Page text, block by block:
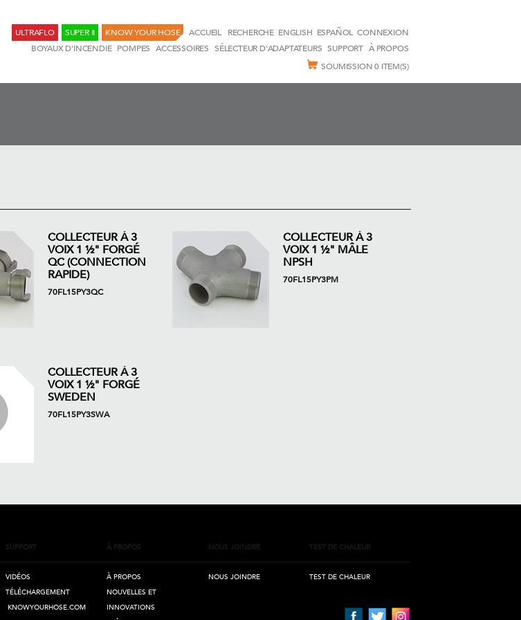
ULTRAFLO SUPER II KNOW YOUR HOSE ACCUEIL RECHERCHE ENGLISH ESPAÑOL CONNEXION
BOYAUX D'INCENDIE POMPES ACCESSOIRES SÉLECTEUR D'ADAPTATEURS SUPPORT À PROPOS
SOUMISSION0 ITEM(S)
COLLECTEUR À 3
VOIX 1 ½" FORGÉ
QC (CONNECTION
RAPIDE)
70FL15PY3QC
COLLECTEUR À 3
VOIX 1 ½" MÂLE
NPSH
70FL15PY3PM
COLLECTEUR À 3
VOIX 1 ½" FORGÉ
SWEDEN
70FL15PY3SWA
SUPPORT
VIDÉOS
TÉLÉCHARGEMENT
À PROPOS
À PROPOS
NOUVELLES ET
INNOVATIONS
NOUS JOINDRE
NOUS JOINDRE
TEST DE CHALEUR
TEST DE CHALEUR
KNOWYOURHOSE.COM